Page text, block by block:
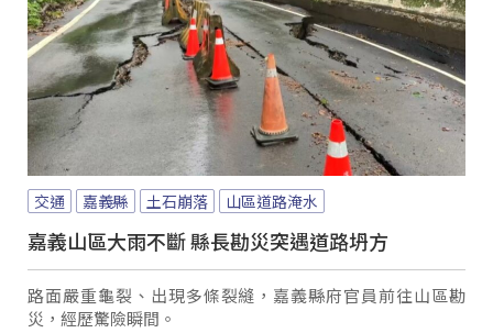
交通 嘉義縣 土石崩落 山區道路淹水
嘉義山區大雨不斷 縣長勘災突遇道路坍方
路面嚴重龜裂、出現多條裂縫，嘉義縣府官員前往山區勘
災，經歷驚險瞬間。